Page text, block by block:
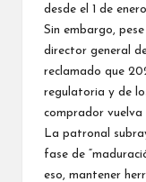
desde el 1 de
Sin embargo,
director general
reclamado que
regulatoria y de
comprador vuelva
La patronal
fase de
eso, mantener